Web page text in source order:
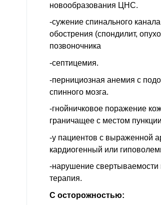
новообразования ЦНС.
-сужение спинального
обострения (спондилит,
позвоночника
-септицемия.
-пернициозная анемия с
спинного мозга.
-гнойничковое поражение
граничащее с местом
-у пациентов с выраженной
кардиогенный или
-нарушение свертываемости
терапия.
С осторожностью: